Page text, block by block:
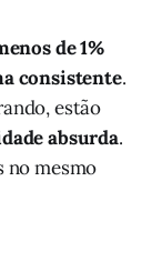
de 1%
consistente.
estão
absurda.
no mesmo